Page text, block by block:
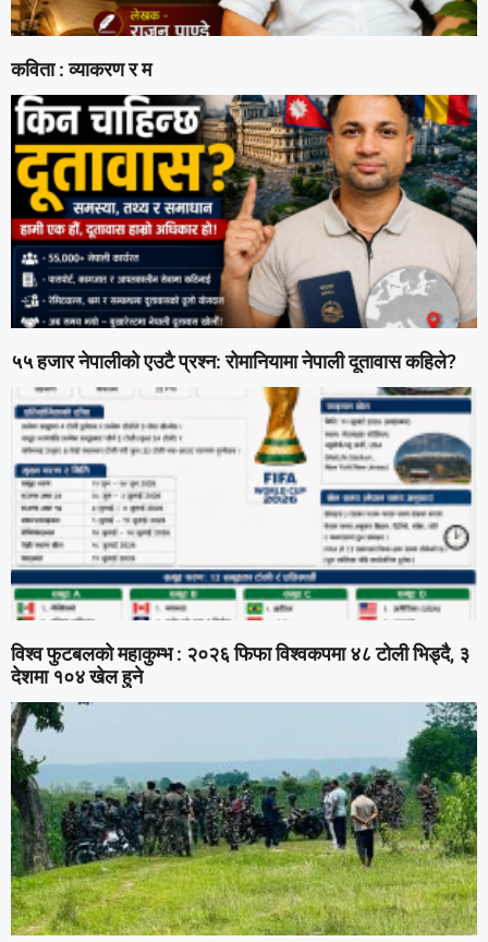
कविता : व्याकरण र म
५५ हजार नेपालीको एउटै प्रश्न: रोमानियामा नेपाली दूतावास कहिले?
विश्व फुटबलको महाकुम्भ : २०२६ फिफा विश्वकपमा ४८ टोली भिड्दै, ३
देशमा १०४ खेल हुने